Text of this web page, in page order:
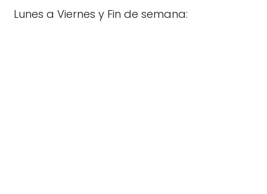
Lunes a Viernes y Fin de semana: